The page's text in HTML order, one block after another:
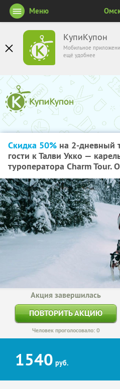
КупиКупон
Мобильное
ещё удобнее
Меню
Скидка 50% на 2-дневный
гости к Талви Укко —
туроператора Charm Tour.
Акция завершилась
ПОВТОРИТЬ АКЦИЮ
Человек проголосовало: 0
1540 руб.